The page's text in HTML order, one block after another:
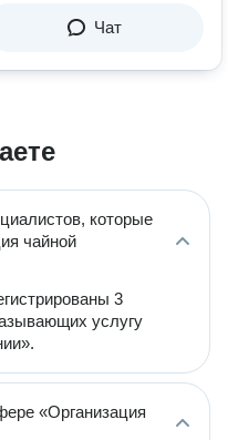
Чат
которые
чайной
3
услугу
«Организация